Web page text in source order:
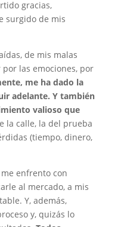
gracias,
surgido de mis
de mis malas
las emociones, por
me ha dado la
adelante. Y también
valioso que
la calle, la del prueba
(tiempo, dinero,
enfrento con
al mercado, a mis
Y, además,
y, quizás lo